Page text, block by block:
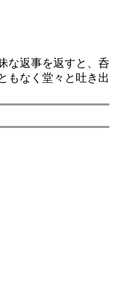
な返事を返すと、呑
もなく堂々と吐き出